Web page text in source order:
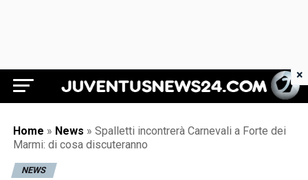
Juventus News 24
Home » News » Spalletti incontrerà Carnevali a Forte dei
Marmi: di cosa discuteranno
NEWS
×